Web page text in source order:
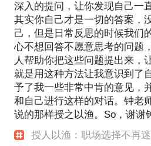
深入的提问，让你发现自己一
其实你自己才是一切的答案，
己，但是日常反思的时候我们
心不想回答不愿意思考的问题
人帮助你把这些问题提出来，
就是用这种方法让我意识到了
予了我一些非常中肯的意见，
和自己进行这样的对话。钟老
说的那样授之以渔。So，谢谢
授人以渔：职场选择不再